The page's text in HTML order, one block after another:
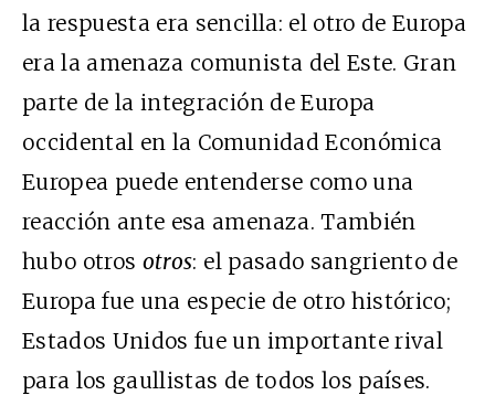
la respuesta era sencilla: el otro de Europa
era la amenaza comunista del Este. Gran
parte de la integración de Europa
occidental en la Comunidad Económica
Europea puede entenderse como una
reacción ante esa amenaza. También
hubo otros otros: el pasado sangriento de
Europa fue una especie de otro histórico;
Estados Unidos fue un importante rival
para los gaullistas de todos los países.